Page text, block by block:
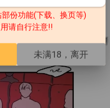
份功能(下载、换页等)
请自行注意!!
未满18，离开